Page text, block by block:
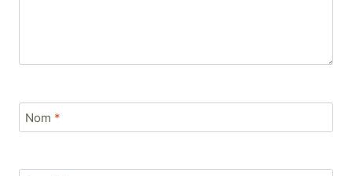
Nom *